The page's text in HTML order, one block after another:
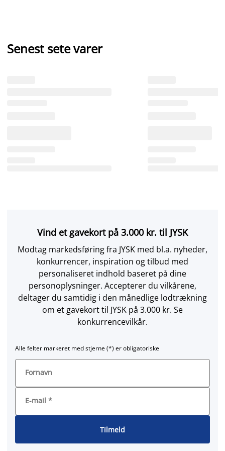
Senest sete varer
Vind et gavekort på 3.000 kr. til JYSK
Modtag markedsføring fra JYSK med bl.a. nyheder,
konkurrencer, inspiration og tilbud med
personaliseret indhold baseret på dine
personoplysninger. Accepterer du vilkårene,
deltager du samtidig i den månedlige lodtrækning
om et gavekort til JYSK på 3.000 kr. Se
konkurrencevilkår.
Alle felter markeret med stjerne (*) er obligatoriske
Fornavn
E-mail *
Tilmeld